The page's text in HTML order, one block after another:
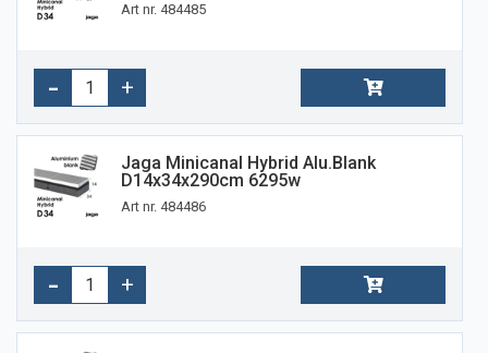
Art nr. 484485
Jaga Minicanal Hybrid Alu.blank
D14x34x290cm 6295w
Art nr. 484486